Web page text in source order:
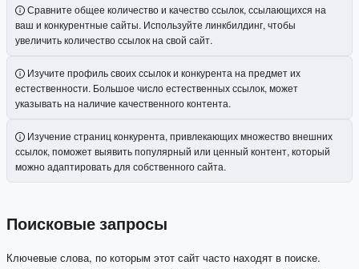
Сравните общее количество и качество ссылок, ссылающихся на
ваш и конкурентные сайты. Используйте линкбилдинг, чтобы
увеличить количество ссылок на свой сайт.
Изучите профиль своих ссылок и конкурента на предмет их
естественности. Большое число естественных ссылок, может
указывать на наличие качественного контента.
Изучение страниц конкурента, привлекающих множество внешних
ссылок, поможет выявить популярный или ценный контент, который
можно адаптировать для собственного сайта.
Поисковые запросы
Ключевые слова, по которым этот сайт часто находят в поиске.